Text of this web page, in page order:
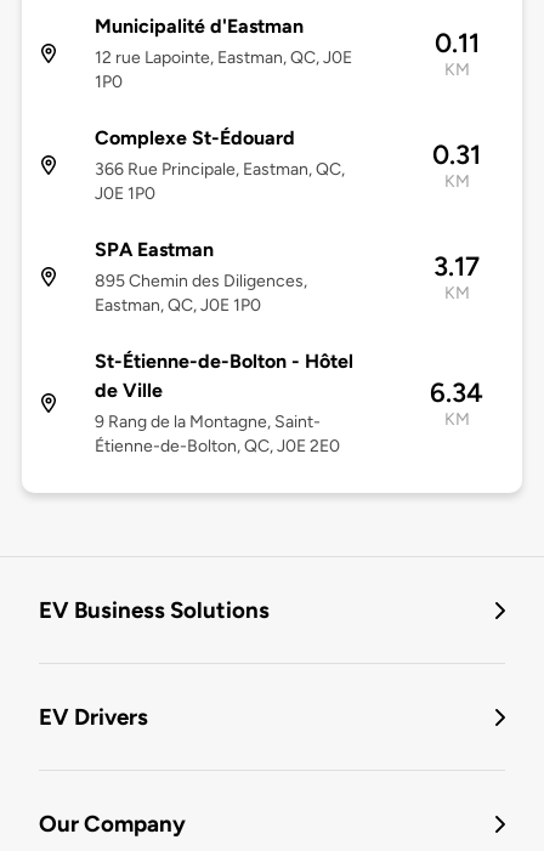
Municipalité d'Eastman
12 rue Lapointe, Eastman, QC, J0E
1P0
0.11
KM
Complexe St-Édouard
366 Rue Principale, Eastman, QC,
J0E 1P0
0.31
KM
SPA Eastman
895 Chemin des Diligences,
Eastman, QC, J0E 1P0
3.17
KM
St-Étienne-de-Bolton - Hôtel
de Ville
9 Rang de la Montagne, Saint-
Étienne-de-Bolton, QC, J0E 2E0
6.34
KM
EV Business Solutions
EV Drivers
Our Company